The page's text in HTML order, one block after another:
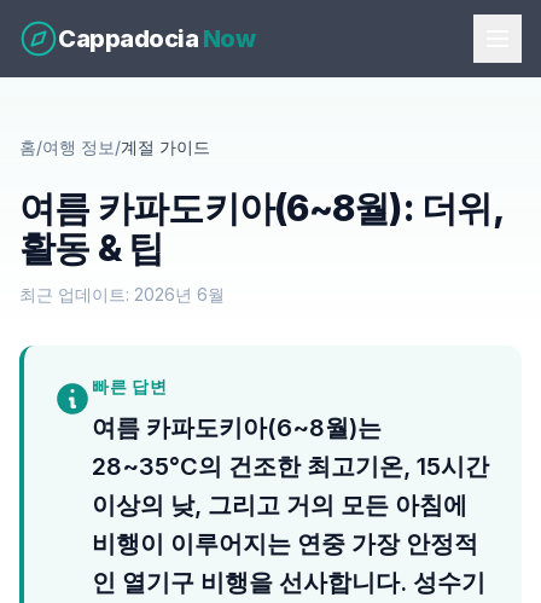
Cappadocia Now
홈/여행 정보/계절 가이드
여름 카파도키아(6~8월): 더위,
활동 & 팁
최근 업데이트: 2026년 6월
빠른 답변
여름 카파도키아(6~8월)는
28~35°C의 건조한 최고기온, 15시간
이상의 낮, 그리고 거의 모든 아침에
비행이 이루어지는 연중 가장 안정적
인 열기구 비행을 선사합니다. 성수기